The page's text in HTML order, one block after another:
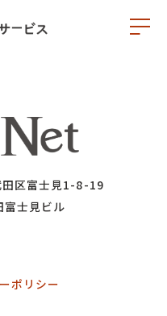
区富士見1-8-19
富士見ビル
ポリシー